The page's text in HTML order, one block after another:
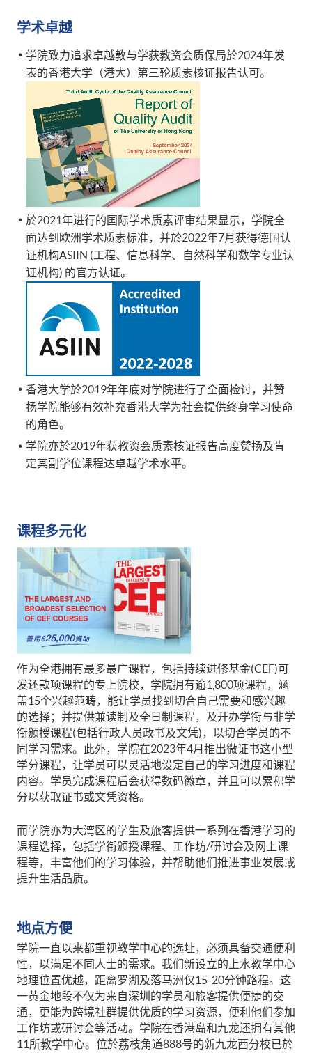
学术卓越
学院致力追求卓越教与学获教资会质保局於2024年发
表的香港大学（港大）第三轮质素核证报告认可。
於2021年进行的国际学术质素评审结果显示，学院全
面达到欧洲学术质素标准，并於2022年7月获得德国认
证机构ASIIN (工程、信息科学、自然科学和数学专业认
证机构) 的官方认证。
香港大学於2019年年底对学院进行了全面检讨，并赞
扬学院能够有效补充香港大学为社会提供终身学习使命
的角色。
学院亦於2019年获教资会质素核证报告高度赞扬及肯
定其副学位课程达卓越学术水平。
课程多元化
作为全港拥有最多最广课程，包括持续进修基金(CEF)可
发还款项课程的专上院校，学院拥有逾1,800项课程，涵
盖15个兴趣范畴，能让学员找到切合自己需要和感兴趣
的选择；并提供兼读制及全日制课程，及开办学衔与非学
衔颁授课程(包括行政人员政书及文凭)，以切合学员的不
同学习需求。此外，学院在2023年4月推出微证书这小型
学分课程，让学员可以灵活地设定自己的学习进度和课程
内容。学员完成课程后会获得数码徽章，并且可以累积学
分以获取证书或文凭资格。
而学院亦为大湾区的学生及旅客提供一系列在香港学习的
课程选择，包括学衔颁授课程、工作坊/研讨会及网上课
程等，丰富他们的学习体验，并帮助他们推进事业发展或
提升生活品质。
地点方便
学院一直以来都重视教学中心的选址，必须具备交通便利
性，以满足不同人士的需求。我们新设立的上水教学中心
地理位置优越，距离罗湖及落马洲仅15-20分钟路程。这
一黄金地段不仅为来自深圳的学员和旅客提供便捷的交
通，更能为跨境社群提供优质的学习资源，便利他们参加
工作坊或研讨会等活动。学院在香港岛和九龙还拥有其他
11所教学中心。位於荔枝角道888号的新九龙西分校已於